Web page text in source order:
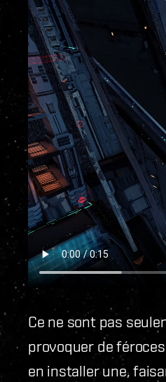
Ce ne sont pas
provoquer de
en installer une,